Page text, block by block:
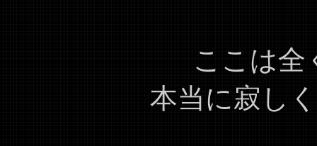
ここは全
本当に寂し